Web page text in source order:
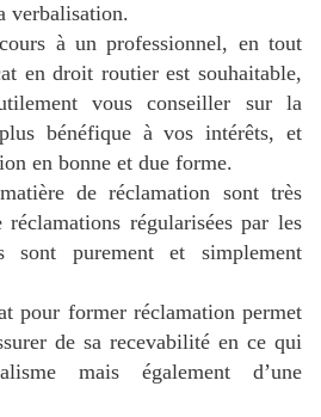
verbalisation.
à un professionnel, en tout
en droit routier est souhaitable,
vous conseiller sur la
bénéfique à vos intérêts, et
en bonne et due forme.
de réclamation sont très
régularisées par les
sont purement et simplement
pour former réclamation permet
de sa recevabilité en ce qui
mais également d’une